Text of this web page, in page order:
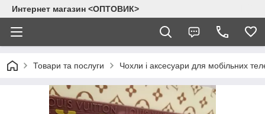
Интернет магазин <ОПТОВИК>
Товари та послуги Чохли і аксесуари для мобільних